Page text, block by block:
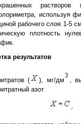
используя
рабочего слоя 1-5
плотность
результатов
( ), мг/дм
,
азот
,